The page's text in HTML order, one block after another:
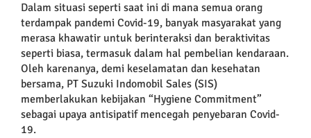
Dalam situasi seperti saat ini di mana semua orang
terdampak pandemi Covid-19, banyak masyarakat yang
merasa khawatir untuk berinteraksi dan beraktivitas
seperti biasa, termasuk dalam hal pembelian kendaraan.
Oleh karenanya, demi keselamatan dan kesehatan
bersama, PT Suzuki Indomobil Sales (SIS)
memberlakukan kebijakan “Hygiene Commitment”
sebagai upaya antisipatif mencegah penyebaran Covid-
19.